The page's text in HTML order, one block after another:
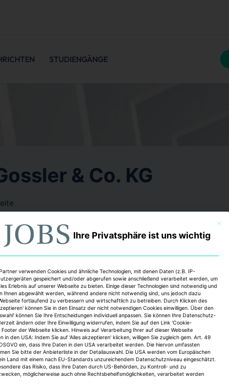
STUDIENGÄNGE
& Co. KG
Mit
Ihre Privatsphäre ist uns wichtig
verwenden Cookies und ähnliche Technologien, mit denen Daten (z.B. IP-
gespeichert und/oder abgerufen sowie anschließend verarbeitet werden, um
Erlebnis auf unserer Webseite zu bieten. Einige dieser Technologien sind notwendig und
Ihnen abgewählt werden, während andere nicht notwendig sind, uns jedoch dazu
fortlaufend zu verbessern und wirtschaftlich zu betreiben. Durch Klicken des
können Sie in den Einsatz der nicht notwendigen Cookies einwilligen. Über den
können Sie Ihre Entscheidungen individuell anpassen. Sie können Ihre Datenschutz-
ändern oder Ihre Einwilligung widerrufen, indem Sie auf den Link 'Cookie-
Footer der Webseite klicken. Hinweis auf Verarbeitung Ihrer auf dieser Webseite
in den USA: Indem Sie auf 'Alles akzeptieren' klicken, willigen Sie zugleich gem. Art. 49
ein, dass Ihre Daten in den USA verarbeitet werden. Die hiervon umfassten
Sie bitte der Anbieterliste in der Detailauswahl. Die USA werden vom Europäischen
Land mit einem nach EU-Standards unzureichendem Datenschutzniveau eingeschätzt.
das Risiko, dass Ihre Daten durch US-Behörden, zu Kontroll- und zu
möglicherweise auch ohne Rechtsbehelfsmöglichkeiten, verarbeitet werden